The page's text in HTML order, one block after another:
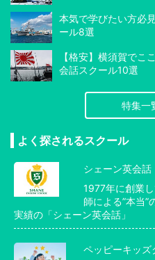
本気で学びたい方必
ール8選
【格安】横須賀でこ
会話スクール10選
特集一
よく探されるスクール
シェーン英会話
1977年に創業
師による”本当”
実績の「シェーン英会話」
ペッピーキッズ